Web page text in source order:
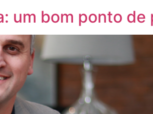
um bom ponto